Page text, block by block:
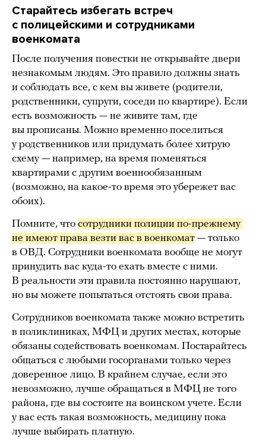
Старайтесь избегать встреч
с полицейскими и сотрудниками
военкомата
После получения повестки не открывайте двери
незнакомым людям. Это правило должны знать
и соблюдать все, с кем вы живете (родители,
родственники, супруги, соседи по квартире). Если
есть возможность — не живите там, где
вы прописаны. Можно временно поселиться
у родственников или придумать более хитрую
схему — например, на время поменяться
квартирами с другим военнообязанным
(возможно, на какое-то время это убережет вас
обоих).
Помните, что сотрудники полиции по-прежнему
не имеют права везти вас в военкомат — только
в ОВД. Сотрудники военкомата вообще не могут
принудить вас куда-то ехать вместе с ними.
В реальности эти правила постоянно нарушают,
но вы можете попытаться отстоять свои права.
Сотрудников военкомата также можно встретить
в поликлиниках, МФЦ и других местах, которые
обязаны содействовать военкомам. Постарайтесь
общаться с любыми госорганами только через
доверенное лицо. В крайнем случае, если это
невозможно, лучше обращаться в МФЦ не того
района, где вы состоите на воинском учете. Если
у вас есть такая возможность, медицину пока
лучше выбирать платную.